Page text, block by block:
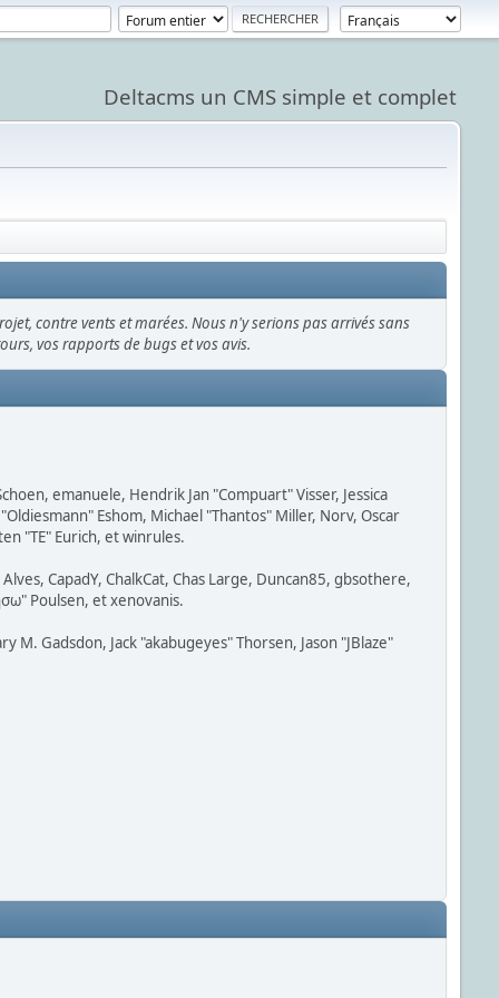
Deltacms un CMS simple et complet
contre vents et marées. Nous n'y serions pas arrivés sans
vos rapports de bugs et vos avis.
emanuele, Hendrik Jan "Compuart" Visser, Jessica
Eshom, Michael "Thantos" Miller, Norv, Oscar
"TE" Eurich, et winrules.
CapadY, ChalkCat, Chas Large, Duncan85, gbsothere,
Poulsen, et xenovanis.
Gadsdon, Jack "akabugeyes" Thorsen, Jason "JBlaze"